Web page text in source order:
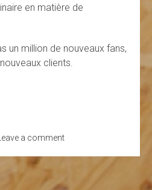
en matière de
un million de nouveaux fans,
clients.
a comment